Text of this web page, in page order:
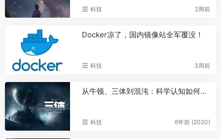
科技 2周前
Docker凉了，国内镜像站全军覆没！
科技 3周前
从牛顿、三体到混沌：科学认知如何从简单到复杂
科技 6年前 (2020)